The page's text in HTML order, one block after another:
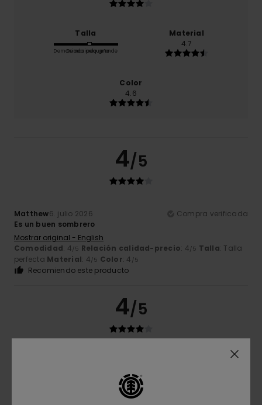
Talla
Demasiado pequeño
Demasiado grande
Material
4.7
Color
4.6
4/5
Matthew6. julio 2026
Compra verificada
Es un buen sombrero
Mostrar original - English
Comodidad: 4/5 Relación calidad-precio: 4/5 Talla: Talla
perfecta Material: 4/5 Color: 4 /5
Recomiendo este producto
4/5
Relación calidad-precio